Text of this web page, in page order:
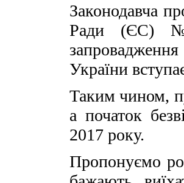
Законодавча
Ради (ЄС) №
України
Таким чином,
а початок
2017 року.
Пропонуємо